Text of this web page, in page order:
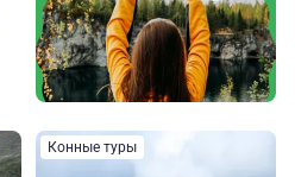
Конные туры